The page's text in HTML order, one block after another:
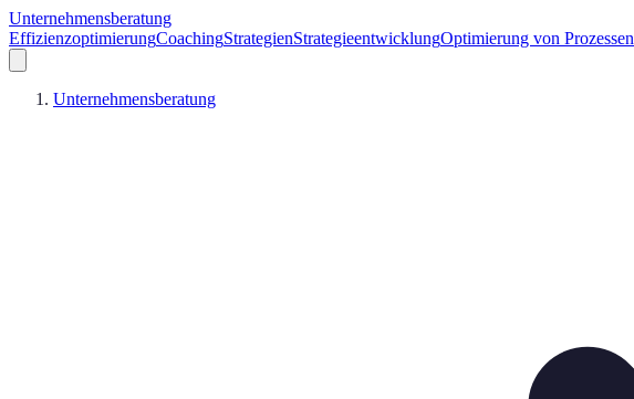
Unternehmensberatung
EffizienzoptimierungCoachingStrategienStrategieentwicklungOptimierung von Prozessen
Unternehmensberatung